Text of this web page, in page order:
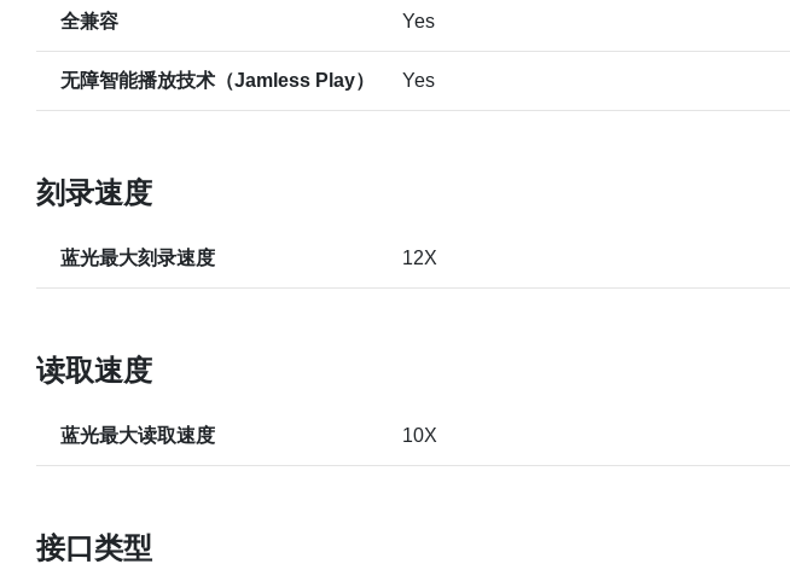
全兼容 Yes
无障智能播放技术（Jamless Play） Yes
刻录速度
蓝光最大刻录速度 12X
读取速度
蓝光最大读取速度 10X
接口类型